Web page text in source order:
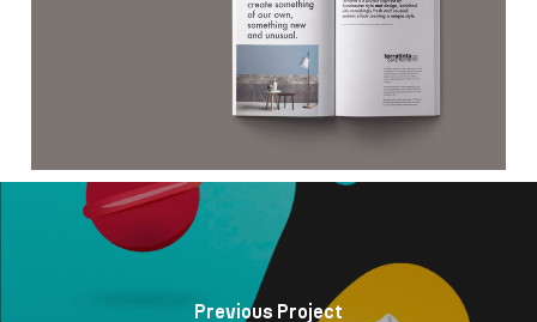
Previous Project